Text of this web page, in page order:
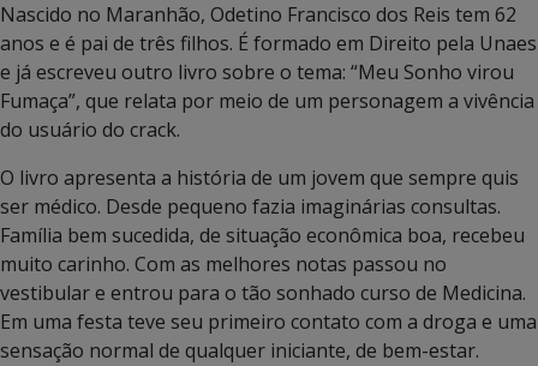
Nascido no Maranhão, Odetino Francisco dos Reis tem 62
anos e é pai de três filhos. É formado em Direito pela Unaes
e já escreveu outro livro sobre o tema: “Meu Sonho virou
Fumaça”, que relata por meio de um personagem a vivência
do usuário do crack.
O livro apresenta a história de um jovem que sempre quis
ser médico. Desde pequeno fazia imaginárias consultas.
Família bem sucedida, de situação econômica boa, recebeu
muito carinho. Com as melhores notas passou no
vestibular e entrou para o tão sonhado curso de Medicina.
Em uma festa teve seu primeiro contato com a droga e uma
sensação normal de qualquer iniciante, de bem-estar.